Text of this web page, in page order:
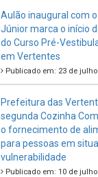
Aulão inaugural com
Júnior marca o início
do Curso Pré-
em Vertentes
Publicado em: 23 de julho
Prefeitura das
segunda Cozinha
o fornecimento de
para pessoas em
vulnerabilidade
Publicado em: 10 de julho